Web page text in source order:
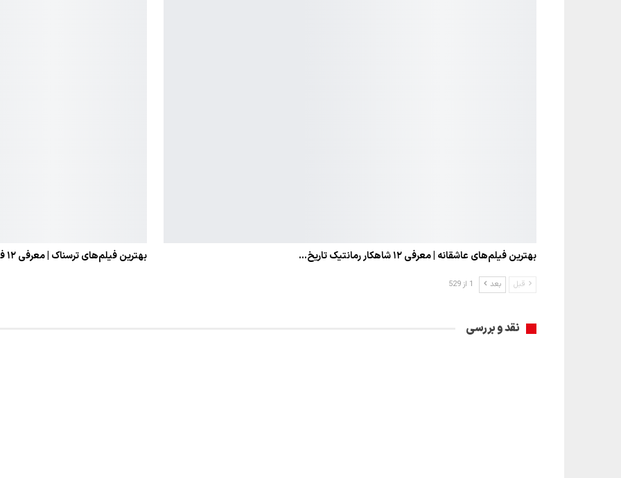
بهترین فیلم‌های عاشقانه | معرفی ۱۲ شاهکار رمانتیک تاریخ… بهترین فیلم‌های ترسناک | معرفی ۱۲ فیلم ترسناک برتر تاریخ،…
قبل بعد 1 از 529
نقد و بررسی